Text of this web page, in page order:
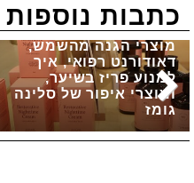
כתבות נוספות
מוצרי הגנה מהשמש,
דאודורנט רפואי, איך
למנוע פריז בשיער,
ומוצרי איפור של סלינה
גומז